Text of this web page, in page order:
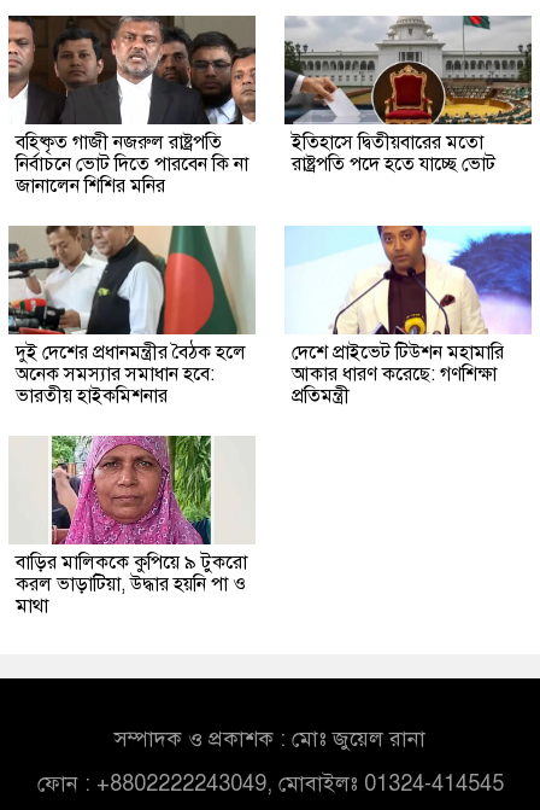
বহিষ্কৃত গাজী নজরুল রাষ্ট্রপতি
নির্বাচনে ভোট দিতে পারবেন কি না
জানালেন শিশির মনির
ইতিহাসে দ্বিতীয়বারের মতো
রাষ্ট্রপতি পদে হতে যাচ্ছে ভোট
দুই দেশের প্রধানমন্ত্রীর বৈঠক হলে
অনেক সমস্যার সমাধান হবে:
ভারতীয় হাইকমিশনার
দেশে প্রাইভেট টিউশন মহামারি
আকার ধারণ করেছে: গণশিক্ষা
প্রতিমন্ত্রী
বাড়ির মালিককে কুপিয়ে ৯ টুকরো
করল ভাড়াটিয়া, উদ্ধার হয়নি পা ও
মাথা
সম্পাদক ও প্রকাশক : মোঃ জুয়েল রানা
ফোন : +8802222243049, মোবাইলঃ 01324-414545